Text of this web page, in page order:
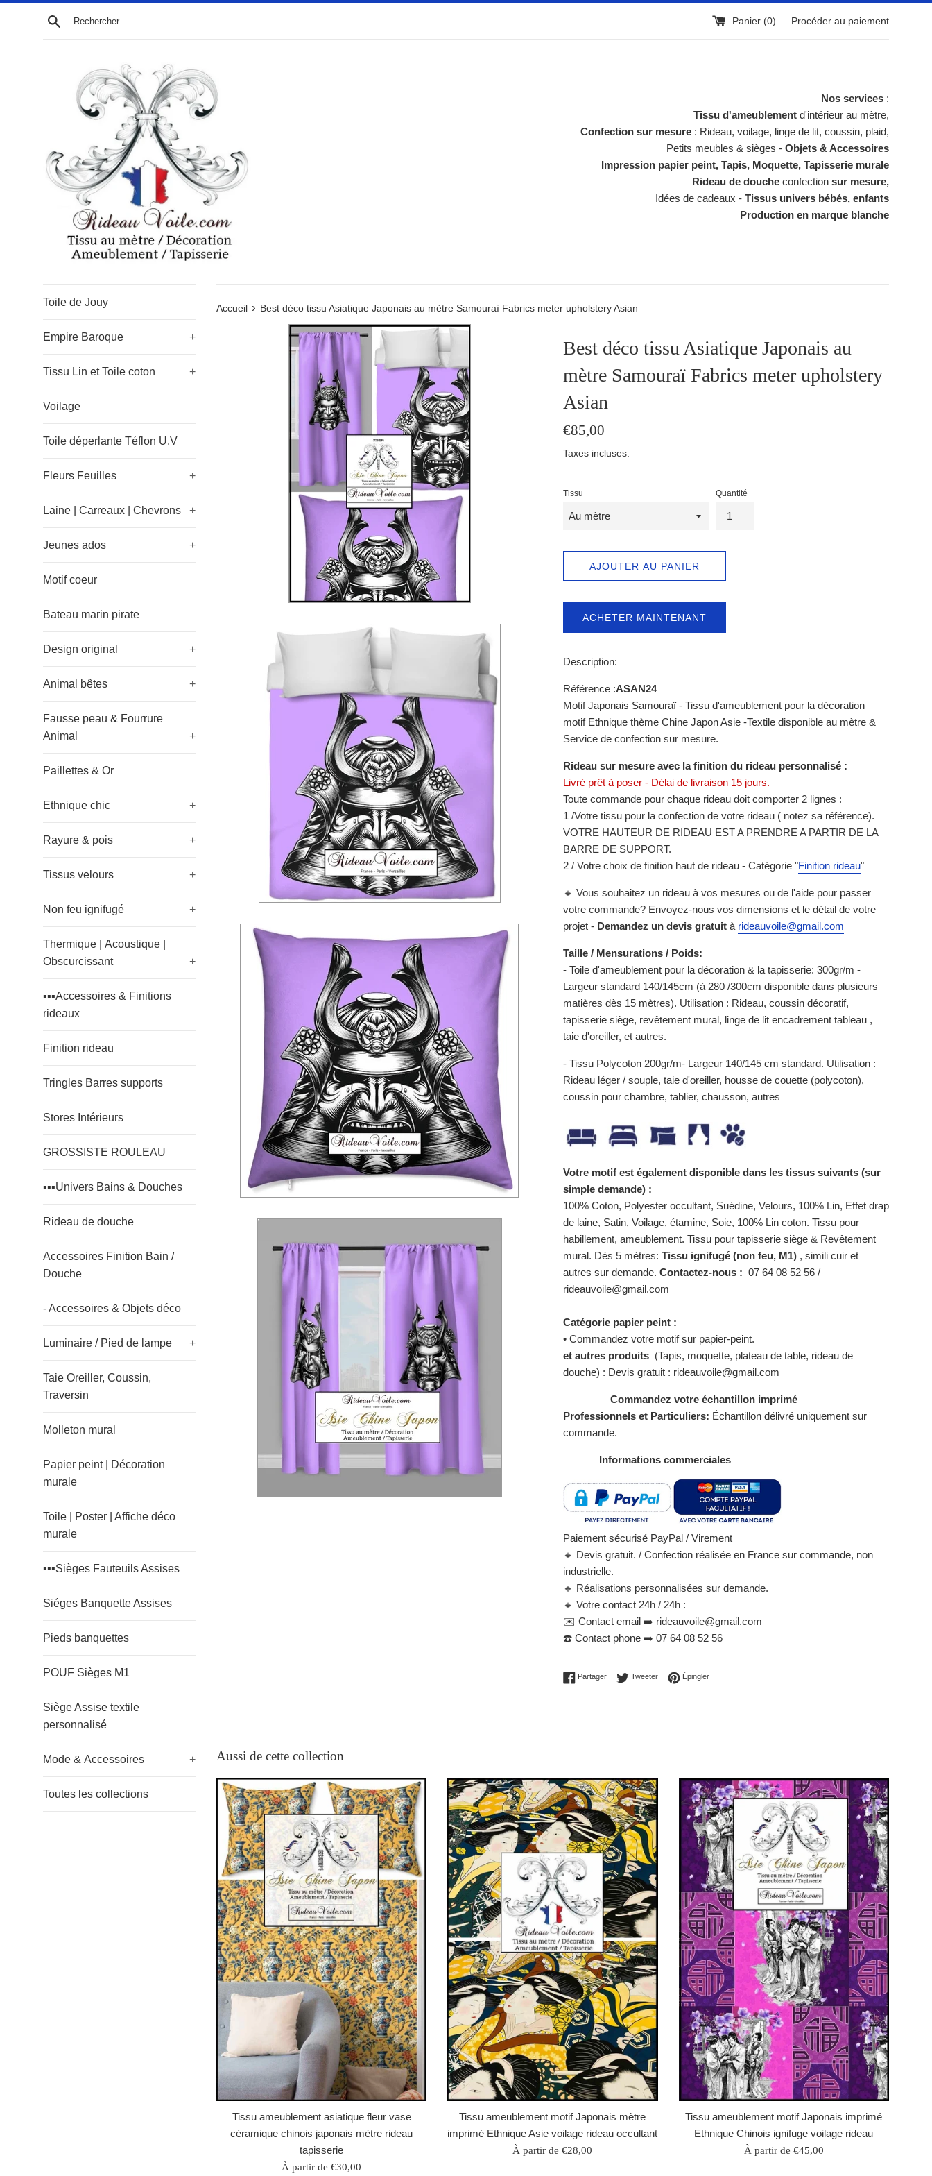
Passer
Recherche Panier (0) Procéder au paiement
Nos services :
Tissu d'ameublement d'intérieur au mètre,
Confection sur mesure : Rideau, voilage, linge de lit, coussin, plaid,
Petits meubles & sièges - Objets & Accessoires
Impression papier peint, Tapis, Moquette, Tapisserie murale
Rideau de douche confection sur mesure,
Idées de cadeaux - Tissus univers bébés, enfants
Production en marque blanche
Toile de Jouy
Empire Baroque +
Tissu Lin et Toile coton +
Voilage
Toile déperlante Téflon U.V
Fleurs Feuilles +
Laine | Carreaux | Chevrons +
Jeunes ados +
Motif coeur
Bateau marin pirate
Design original +
Animal bêtes +
Fausse peau & Fourrure
Animal
+
Paillettes & Or
Ethnique chic +
Rayure & pois +
Tissus velours +
Non feu ignifugé +
Thermique | Acoustique |
Obscurcissant
+
▪️▪️▪️Accessoires & Finitions
rideaux
Finition rideau
Tringles Barres supports
Stores Intérieurs
GROSSISTE ROULEAU
▪️▪️▪️Univers Bains & Douches
Rideau de douche
Accessoires Finition Bain /
Douche
- Accessoires & Objets déco
Luminaire / Pied de lampe +
Taie Oreiller, Coussin,
Traversin
Molleton mural
Papier peint | Décoration
murale
Toile | Poster | Affiche déco
murale
▪️▪️▪️Sièges Fauteuils Assises
Siéges Banquette Assises
Pieds banquettes
POUF Sièges M1
Siège Assise textile
personnalisé
Mode & Accessoires +
Toutes les collections
Accueil › Best déco tissu Asiatique Japonais au mètre Samouraï Fabrics meter upholstery Asian
Best déco tissu Asiatique Japonais au
mètre Samouraï Fabrics meter upholstery
Asian
Prix
€85,00
Taxes incluses.
Tissu Quantité
AJOUTER AU PANIER
ACHETER MAINTENANT
Description:
Référence :ASAN24
Motif Japonais Samouraï - Tissu d'ameublement pour la décoration
motif Ethnique thème Chine Japon Asie -Textile disponible au mètre &
Service de confection sur mesure.
Rideau sur mesure avec la finition du rideau personnalisé :
Livré prêt à poser - Délai de livraison 15 jours.
Toute commande pour chaque rideau doit comporter 2 lignes :
1 /Votre tissu pour la confection de votre rideau ( notez sa référence).
VOTRE HAUTEUR DE RIDEAU EST A PRENDRE A PARTIR DE LA
BARRE DE SUPPORT.
2 / Votre choix de finition haut de rideau - Catégorie "Finition rideau"
🔸 Vous souhaitez un rideau à vos mesures ou de l'aide pour passer
votre commande? Envoyez-nous vos dimensions et le détail de votre
projet - Demandez un devis gratuit à rideauvoile@gmail.com
Taille / Mensurations / Poids:
- Toile d'ameublement pour la décoration & la tapisserie: 300gr/m -
Largeur standard 140/145cm (à 280 /300cm disponible dans plusieurs
matières dès 15 mètres). Utilisation : Rideau, coussin décoratif,
tapisserie siège, revêtement mural, linge de lit encadrement tableau ,
taie d'oreiller, et autres.
- Tissu Polycoton 200gr/m- Largeur 140/145 cm standard. Utilisation :
Rideau léger / souple, taie d'oreiller, housse de couette (polycoton),
coussin pour chambre, tablier, chausson, autres
Votre motif est également disponible dans les tissus suivants (sur
simple demande) :
100% Coton, Polyester occultant, Suédine, Velours, 100% Lin, Effet drap
de laine, Satin, Voilage, étamine, Soie, 100% Lin coton. Tissu pour
habillement, ameublement. Tissu pour tapisserie siège & Revêtement
mural. Dès 5 mètres: Tissu ignifugé (non feu, M1) , simili cuir et
autres sur demande. Contactez-nous : 07 64 08 52 56 /
rideauvoile@gmail.com
Catégorie papier peint :
• Commandez votre motif sur papier-peint.
et autres produits (Tapis, moquette, plateau de table, rideau de
douche) : Devis gratuit : rideauvoile@gmail.com
________ Commandez votre échantillon imprimé ________
Professionnels et Particuliers: Échantillon délivré uniquement sur
commande.
Informations commerciales
Paiement sécurisé PayPal / Virement
🔸 Devis gratuit. / Confection réalisée en France sur commande, non
industrielle.
🔸 Réalisations personnalisées sur demande.
🔸 Votre contact 24h / 24h :
✉️ Contact email ➡️ rideauvoile@gmail.com
☎️ Contact phone ➡️ 07 64 08 52 56
PartagerPartager sur Facebook
TweeterTweeter sur Twitter
ÉpinglerÉpingler sur Pinterest
Aussi de cette collection
Tissu ameublement asiatique fleur vase
céramique chinois japonais mètre rideau
tapisserie
À partir de €30,00
Tissu ameublement motif Japonais mètre
imprimé Ethnique Asie voilage rideau occultant
À partir de €28,00
Tissu ameublement motif Japonais imprimé
Ethnique Chinois ignifuge voilage rideau
À partir de €45,00